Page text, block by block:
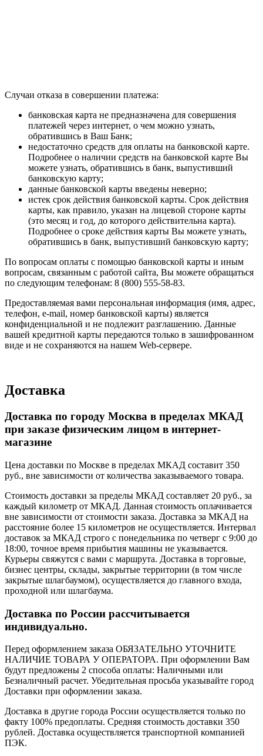
Случаи отказа в совершении платежа:
банковская карта не предназначена для совершения
платежей через интернет, о чем можно узнать,
обратившись в Ваш Банк;
недостаточно средств для оплаты на банковской карте.
Подробнее о наличии средств на банковской карте Вы
можете узнать, обратившись в банк, выпустивший
банковскую карту;
данные банковской карты введены неверно;
истек срок действия банковской карты. Срок действия
карты, как правило, указан на лицевой стороне карты
(это месяц и год, до которого действительна карта).
Подробнее о сроке действия карты Вы можете узнать,
обратившись в банк, выпустивший банковскую карту;
По вопросам оплаты с помощью банковской карты и иным
вопросам, связанным с работой сайта, Вы можете обращаться
по следующим телефонам: 8 (800) 555-58-83.
Предоставляемая вами персональная информация (имя, адрес,
телефон, e-mail, номер банковской карты) является
конфиденциальной и не подлежит разглашению. Данные
вашей кредитной карты передаются только в зашифрованном
виде и не сохраняются на нашем Web-сервере.
Доставка
Доставка по городу Москва в пределах МКАД
при заказе физическим лицом в интернет-
магазине
Цена доставки по Москве в пределах МКАД составит 350
руб., вне зависимости от количества заказываемого товара.
Стоимость доставки за пределы МКАД составляет 20 руб., за
каждый километр от МКАД. Данная стоимость оплачивается
вне зависимости от стоимости заказа. Доставка за МКАД на
расстояние более 15 километров не осуществляется. Интервал
доставок за МКАД строго с понедельника по четверг с 9:00 до
18:00, точное время прибытия машины не указывается.
Курьеры свяжутся с вами с маршрута. Доставка в торговые,
бизнес центры, склады, закрытые территории (в том числе
закрытые шлагбаумом), осуществляется до главного входа,
проходной или шлагбаума.
Доставка по России рассчитывается
индивидуально.
Перед оформлением заказа ОБЯЗАТЕЛЬНО УТОЧНИТЕ
НАЛИЧИЕ ТОВАРА У ОПЕРАТОРА. При оформлении Вам
будут предложены 2 способа оплаты: Наличными или
Безналичный расчет. Убедительная просьба указывайте город
Доставки при оформлении заказа.
Доставка в другие города России осуществляется только по
факту 100% предоплаты. Средняя стоимость доставки 350
рублей. Доставка осуществляется транспортной компанией
ПЭК.